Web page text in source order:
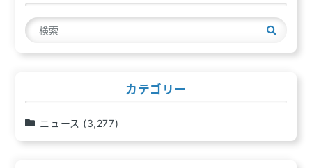
ー
シ
ョ
検
索
カテゴリー
ニュース (3,277)